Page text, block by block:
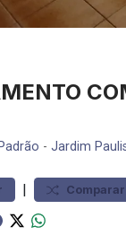
Padrão - Jardim
| Comparar